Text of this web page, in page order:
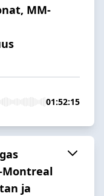
MM-
01:52:15
Montreal
ja